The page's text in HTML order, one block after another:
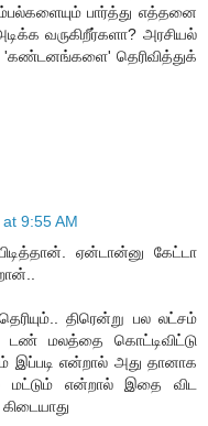
பார்த்து எத்தனை
வருகிறீர்களா? அரசியல்
'கண்டனங்களை' தெரிவித்துக்
9:55 AM
ஏன்டான்னு கேட்டா
திரென்று பல லட்சம்
மலத்தை கொட்டிவிட்டு
இப்படி என்றால் அது தானாக
மட்டும் என்றால் இதை விட